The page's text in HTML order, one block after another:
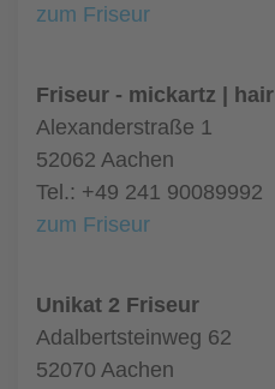
zum Friseur
Friseur - mickartz | hair
Alexanderstraße 1
52062 Aachen
Tel.: +49 241 90089992
zum Friseur
Unikat 2 Friseur
Adalbertsteinweg 62
52070 Aachen